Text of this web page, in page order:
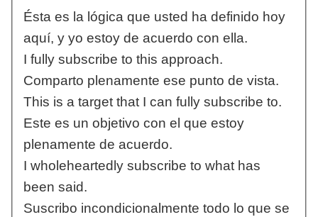
Ésta es la lógica que usted ha definido hoy
aquí, y yo estoy de acuerdo con ella.
I fully subscribe to this approach.
Comparto plenamente ese punto de vista.
This is a target that I can fully subscribe to.
Este es un objetivo con el que estoy
plenamente de acuerdo.
I wholeheartedly subscribe to what has
been said.
Suscribo incondicionalmente todo lo que se